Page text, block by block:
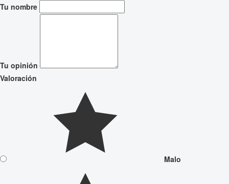
Tu nombre
Tu opinión
Valoración
Malo